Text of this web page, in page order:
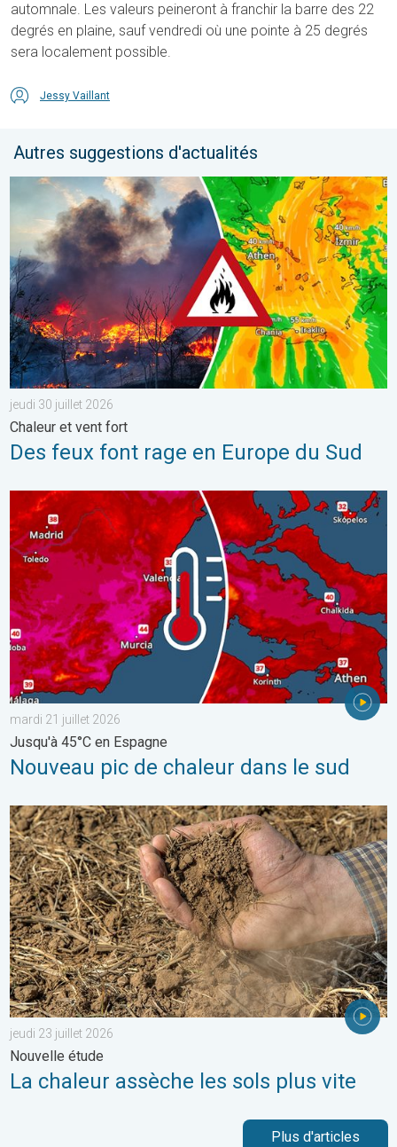
automnale. Les valeurs peineront à franchir la barre des 22
degrés en plaine, sauf vendredi où une pointe à 25 degrés
sera localement possible.
Jessy Vaillant
Autres suggestions d'actualités
Des feux font rage en Europe du Sud. Chaleur et vent fort. . .
jeudi 30 juillet 2026
Chaleur et vent fort
Des feux font rage en Europe du Sud
Nouveau pic de chaleur dans le sud. Jusqu'à 45°C en
mardi 21 juillet 2026
Jusqu'à 45°C en Espagne
Nouveau pic de chaleur dans le sud
La chaleur assèche les sols plus vite. Nouvelle étude. . . jeudi
jeudi 23 juillet 2026
Nouvelle étude
La chaleur assèche les sols plus vite
Plus d'articles